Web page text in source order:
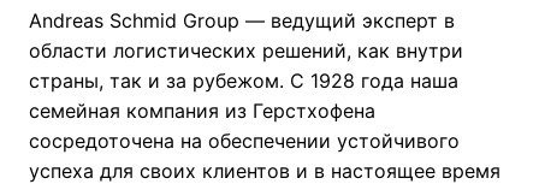
Andreas Schmid Group — ведущий эксперт в
области логистических решений, как внутри
страны, так и за рубежом. С 1928 года наша
семейная компания из Герстхофена
сосредоточена на обеспечении устойчивого
успеха для своих клиентов и в настоящее время